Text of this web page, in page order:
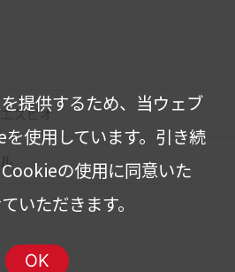
スピオ
提供するため、当ウェブ
使用しています。 引き続
の使用に同意いた
いただきます。
OK